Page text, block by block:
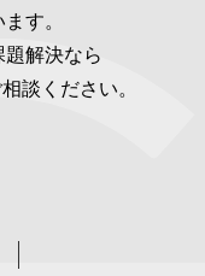
す。
解決なら
談ください。